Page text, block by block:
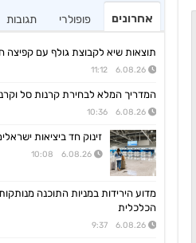
אחרונים פופולרי תגובות
תוצאות שיא לקבוצת גולף עם קפיצה
6.08.26 11:12
המדריך המלא לבחירת קרנות סל
6.08.26 10:36
זינוק חד ביציאות
6.08.26 10:08
מדוע הירידות במניות התוכנה
הכלכלית
6.08.26 9:37